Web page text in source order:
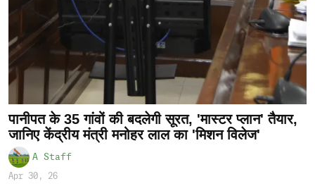
पानीपत के 35 गांवों की बदलेगी सूरत, 'मास्टर प्लान' तैयार,
जानिए केंद्रीय मंत्री मनोहर लाल का 'मिशन विलेज'
A Staff
Apr 30, 26